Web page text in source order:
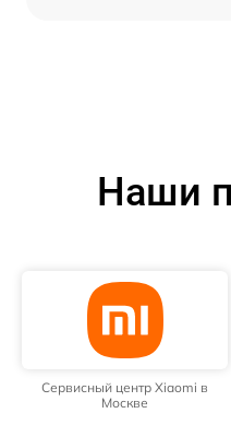
Наши
Сервисный центр Xiaomi в
Москве